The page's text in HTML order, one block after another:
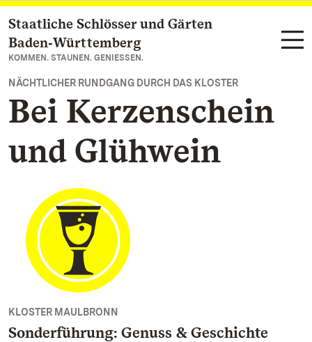
Zum Hauptinhalt springen
Staatliche Schlösser und Gärten
Baden‑Württemberg
KOMMEN. STAUNEN. GENIESSEN.
NÄCHTLICHER RUNDGANG DURCH DAS KLOSTER
Bei Kerzenschein
und Glühwein
KLOSTER MAULBRONN
Sonderführung: Genuss & Geschichte